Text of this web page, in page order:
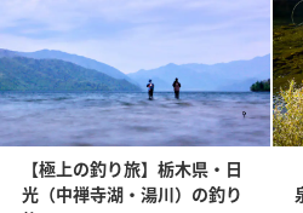
【極上の釣り旅】栃木県・日
光（中禅寺湖・湯川）の釣り